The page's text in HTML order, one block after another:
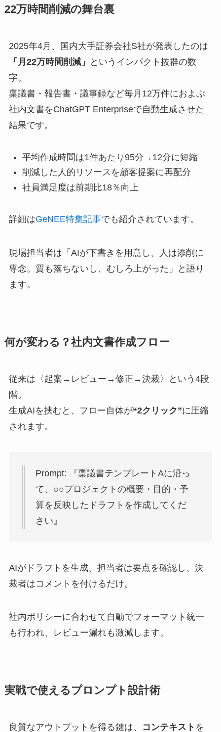
22万時間削減の舞台裏
2025年4月、国内大手証券会社S社が発表したのは
「月22万時間削減」
というインパクト抜群の数
字。
稟議書・報告書・議事録など毎月12万件におよぶ
社内文書をChatGPT Enterpriseで自動生成させた
結果です。
平均作成時間は1件あたり95分→12分に短縮
削減した人的リソースを顧客提案に再配分
社員満足度は前期比18％向上
詳細はGeNEE特集記事でも紹介されています。
現場担当者は「AIが下書きを用意し、人は添削に
専念。質も落ちないし、むしろ上がった」と語り
ます。
何が変わる？社内文書作成フロー
従来は〈起案→レビュー→修正→決裁〉という4段
階。
生成AIを挟むと、フロー自体が“2クリック”に圧縮
されます。
Prompt: 『稟議書テンプレートAに沿っ
て、○○プロジェクトの概要・目的・予
算を反映したドラフトを作成してくだ
さい』
AIがドラフトを生成、担当者は要点を確認し、決
裁者はコメントを付けるだけ。
社内ポリシーに合わせて自動でフォーマット統一
も行われ、レビュー漏れも激減します。
実戦で使えるプロンプト設計術
良質なアウトプットを得る鍵は、 コンテキスト を